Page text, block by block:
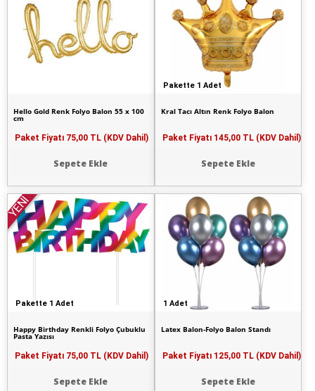
Hello Gold Renk Folyo Balon 55 x 100
cm
Paket Fiyatı 75,00 TL (KDV Dahil)
Sepete Ekle
Pakette 1 Adet
Kral Tacı Altın Renk Folyo Balon
Paket Fiyatı 145,00 TL (KDV Dahil)
Sepete Ekle
Pakette 1 Adet
YENİ
Happy Birthday Renkli Folyo Çubuklu
Pasta Yazısı
Paket Fiyatı 75,00 TL (KDV Dahil)
Sepete Ekle
1 Adet
Latex Balon-Folyo Balon Standı
Paket Fiyatı 125,00 TL (KDV Dahil)
Sepete Ekle